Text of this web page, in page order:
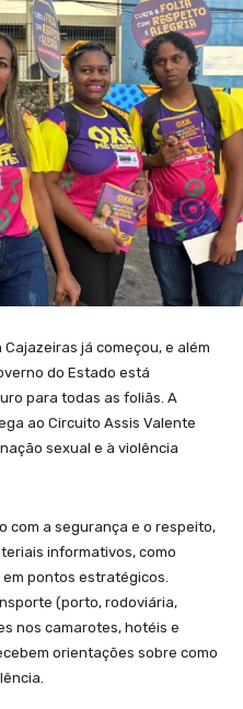
já começou, e além
do Estado está
para todas as foliãs. A
ao Circuito Assis Valente
sexual e à violência
com a segurança e o respeito,
informativos, como
pontos estratégicos.
(porto, rodoviária,
nos camarotes, hotéis e
orientações sobre como